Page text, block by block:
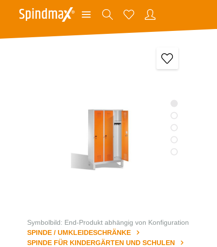
Symbolbild: End-Produkt abhängig von Konfiguration
SPINDE / UMKLEIDESCHRÄNKE
SPINDE FÜR KINDERGÄRTEN UND SCHULEN